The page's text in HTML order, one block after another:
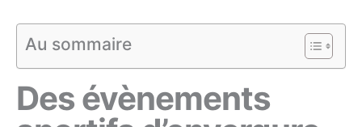
Au sommaire
Des évènements